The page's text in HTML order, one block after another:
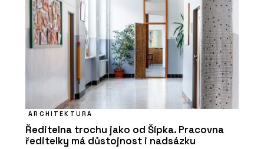
ARCHITEKTURA
Ředitelna trochu jako od Šípka. Pracovna
ředitelky má důstojnost i nadsázku